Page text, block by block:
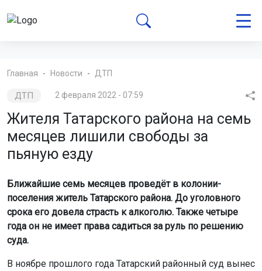
Главная Новости ДТП
ДТП 2 февраля 2022 - 07:59
Жителя Татарского района на семь
месяцев лишили свободы за
пьяную езду
Ближайшие семь месяцев проведёт в колонии-
поселения житель Татарского района. До уголовного
срока его довела страсть к алкоголю. Также четыре
года он не имеет права садиться за руль по решению
суда.
В ноябре прошлого года Татарский районный суд вынес